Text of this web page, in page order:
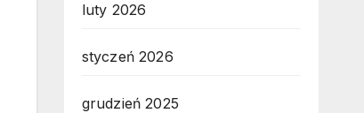
luty 2026
styczeń 2026
grudzień 2025